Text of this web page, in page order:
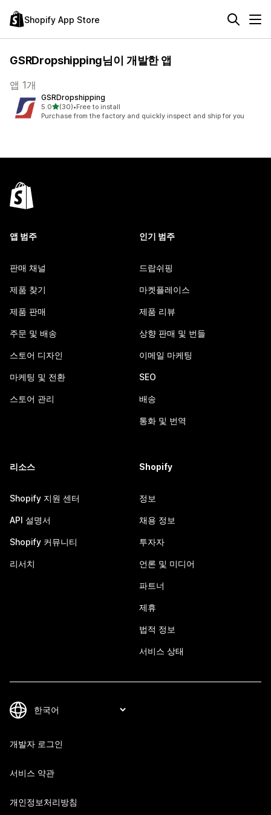
Shopify App Store
GSRDropshipping님이 개발한 앱
앱 1개
GSRDropshipping
5.0별 5개 중
(30)
총 리뷰 30개
•Free to install
Purchase from the factory and quickly inspect and ship for you
앱 범주
판매 채널
제품 찾기
제품 판매
주문 및 배송
스토어 디자인
마케팅 및 전환
스토어 관리
인기 범주
드랍쉬핑
마켓플레이스
제품 리뷰
상향 판매 및 번들
이메일 마케팅
SEO
배송
통화 및 번역
리소스
Shopify 지원 센터
API 설명서
Shopify 커뮤니티
리서치
Shopify
정보
채용 정보
투자자
언론 및 미디어
파트너
제휴
법적 정보
서비스 상태
개발자 로그인
서비스 약관
개인정보처리방침